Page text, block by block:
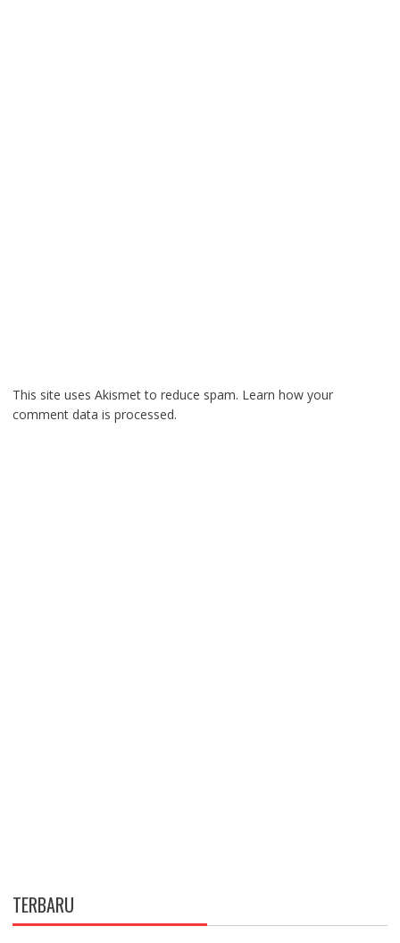
This site uses Akismet to reduce spam. Learn how your
comment data is processed.
TERBARU